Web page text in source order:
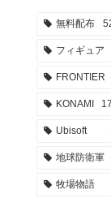
無料配布
フィギュア
FRONTIER
KONAMI 17
Ubisoft
地球防衛軍
牧場物語